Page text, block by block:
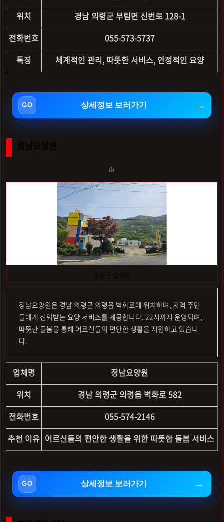
위치
경남 의령군 부림면 신번로 128-1
전화번호
055-573-5737
특징
체계적인 관리, 따뜻한 서비스, 안정적인 요양
상세정보 보러가기
정남요양원
의령군 요양원
정남요양원은 경남 의령군 의령읍 벽화로에 위치하며, 지역 주민
들에게 신뢰받는 요양 서비스를 제공합니다. 22시까지 운영되며,
따뜻한 돌봄을 통해 어르신들의 편안한 생활을 지원하고 있습니
다.
업체명
정남요양원
위치
경남 의령군 의령읍 벽화로 582
전화번호
055-574-2146
추천 이유 어르신들의 편안한 생활을 위한 따뜻한 돌봄 서비스
상세정보 보러가기